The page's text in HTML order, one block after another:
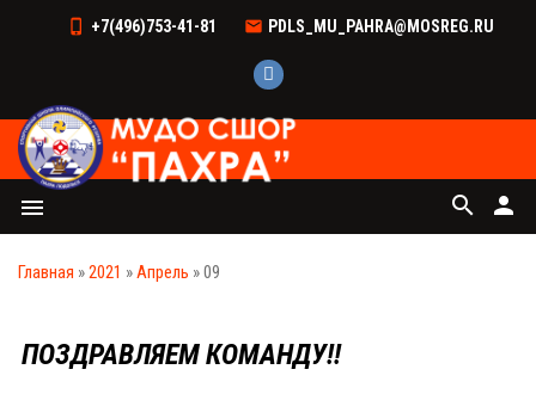
+7(496)753-41-81 PDLS_MU_PAHRA@MOSREG.RU
menu person
search
Главная »2021 »Апрель »09
ПОЗДРАВЛЯЕМ КОМАНДУ!!